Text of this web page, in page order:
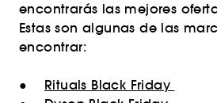
encontrarás las mejores
Estas son algunas de las
encontrar:
● Rituals Black Friday